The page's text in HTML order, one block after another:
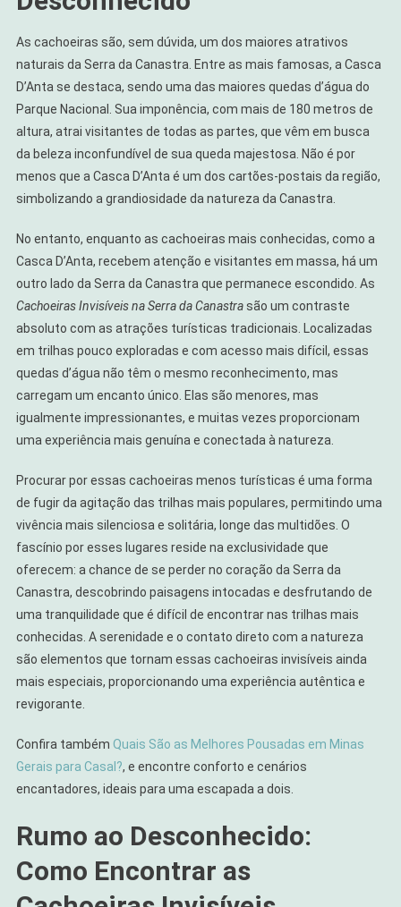
As cachoeiras são, sem dúvida, um dos maiores atrativos
naturais da Serra da Canastra. Entre as mais famosas, a Casca
D’Anta se destaca, sendo uma das maiores quedas d’água do
Parque Nacional. Sua imponência, com mais de 180 metros de
altura, atrai visitantes de todas as partes, que vêm em busca
da beleza inconfundível de sua queda majestosa. Não é por
menos que a Casca D’Anta é um dos cartões-postais da região,
simbolizando a grandiosidade da natureza da Canastra.
No entanto, enquanto as cachoeiras mais conhecidas, como a
Casca D’Anta, recebem atenção e visitantes em massa, há um
outro lado da Serra da Canastra que permanece escondido. As
Cachoeiras Invisíveis na Serra da Canastrasão um contraste
absoluto com as atrações turísticas tradicionais. Localizadas
em trilhas pouco exploradas e com acesso mais difícil, essas
quedas d’água não têm o mesmo reconhecimento, mas
carregam um encanto único. Elas são menores, mas
igualmente impressionantes, e muitas vezes proporcionam
uma experiência mais genuína e conectada à natureza.
Procurar por essas cachoeiras menos turísticas é uma forma
de fugir da agitação das trilhas mais populares, permitindo uma
vivência mais silenciosa e solitária, longe das multidões. O
fascínio por esses lugares reside na exclusividade que
oferecem: a chance de se perder no coração da Serra da
Canastra, descobrindo paisagens intocadas e desfrutando de
uma tranquilidade que é difícil de encontrar nas trilhas mais
conhecidas. A serenidade e o contato direto com a natureza
são elementos que tornam essas cachoeiras invisíveis ainda
mais especiais, proporcionando uma experiência autêntica e
revigorante.
Confira também Quais São as Melhores Pousadas em Minas
Gerais para Casal?, e encontre conforto e cenários
encantadores, ideais para uma escapada a dois.
Rumo ao Desconhecido:
Como Encontrar as